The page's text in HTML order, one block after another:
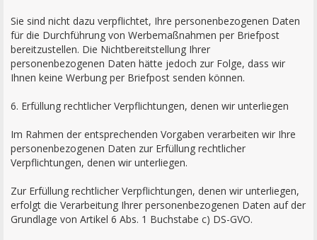
Sie sind nicht dazu verpflichtet, Ihre personenbezogenen Daten
für die Durchführung von Werbemaßnahmen per Briefpost
bereitzustellen. Die Nichtbereitstellung Ihrer
personenbezogenen Daten hätte jedoch zur Folge, dass wir
Ihnen keine Werbung per Briefpost senden können.
6. Erfüllung rechtlicher Verpflichtungen, denen wir unterliegen
Im Rahmen der entsprechenden Vorgaben verarbeiten wir Ihre
personenbezogenen Daten zur Erfüllung rechtlicher
Verpflichtungen, denen wir unterliegen.
Zur Erfüllung rechtlicher Verpflichtungen, denen wir unterliegen,
erfolgt die Verarbeitung Ihrer personenbezogenen Daten auf der
Grundlage von Artikel 6 Abs. 1 Buchstabe c) DS-GVO.